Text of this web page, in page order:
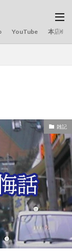
YouTube 本店の旅
雑記